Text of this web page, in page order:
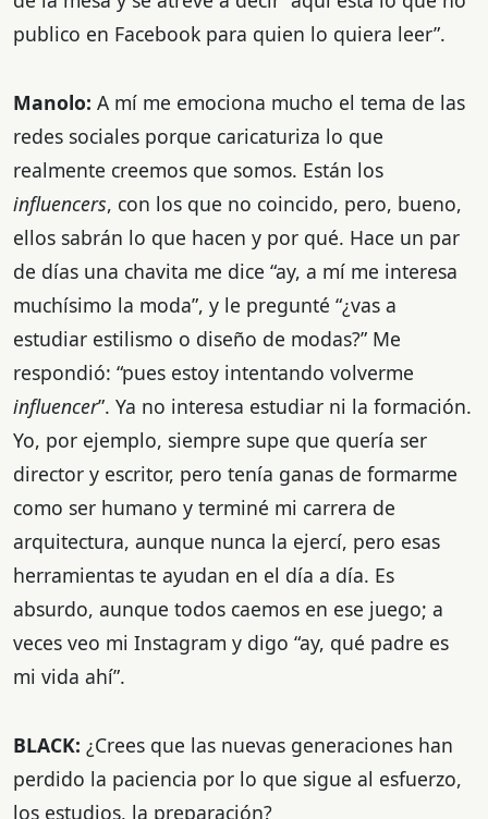
publico en Facebook para quien lo quiera leer”.
Manolo: A mí me emociona mucho el tema de las
redes sociales porque caricaturiza lo que
realmente creemos que somos. Están los
influencers, con los que no coincido, pero, bueno,
ellos sabrán lo que hacen y por qué. Hace un par
de días una chavita me dice “ay, a mí me interesa
muchísimo la moda”, y le pregunté “¿vas a
estudiar estilismo o diseño de modas?” Me
respondió: “pues estoy intentando volverme
influencer”. Ya no interesa estudiar ni la formación.
Yo, por ejemplo, siempre supe que quería ser
director y escritor, pero tenía ganas de formarme
como ser humano y terminé mi carrera de
arquitectura, aunque nunca la ejercí, pero esas
herramientas te ayudan en el día a día. Es
absurdo, aunque todos caemos en ese juego; a
veces veo mi Instagram y digo “ay, qué padre es
mi vida ahí”.
BLACK: ¿Crees que las nuevas generaciones han
perdido la paciencia por lo que sigue al esfuerzo,
los estudios, la preparación?